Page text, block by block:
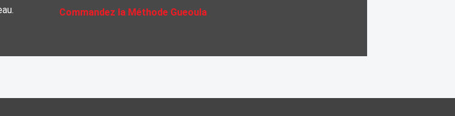
Commandez la Méthode Gueoula